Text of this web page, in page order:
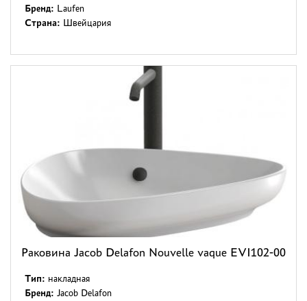
Бренд: Laufen
Страна: Швейцария
Раковина Jacob Delafon Nouvelle vaque EVI102-00
Тип: накладная
Бренд: Jacob Delafon